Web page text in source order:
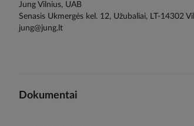
Jung Vilnius, UAB
Senasis Ukmergės kel. 12, Užubaliai, LT-14302
jung@jung.lt
Dokumentai